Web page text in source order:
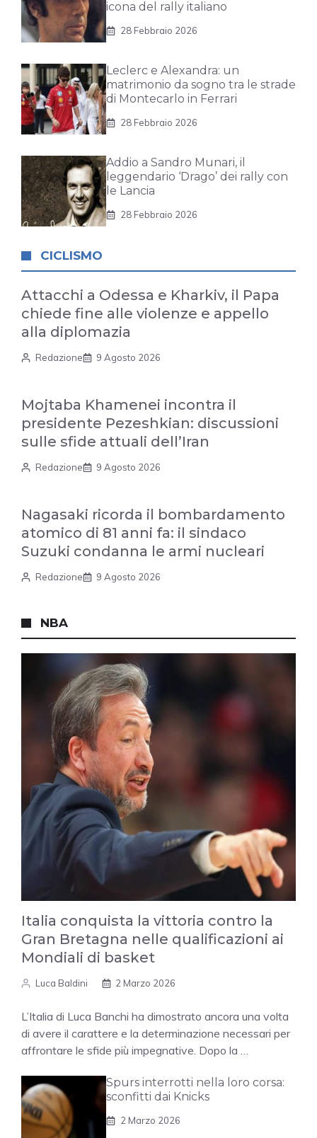
icona del rally italiano
28 Febbraio 2026
Leclerc e Alexandra: un
matrimonio da sogno tra le strade
di Montecarlo in Ferrari
28 Febbraio 2026
Addio a Sandro Munari, il
leggendario ‘Drago’ dei rally con
le Lancia
28 Febbraio 2026
CICLISMO
Attacchi a Odessa e Kharkiv, il Papa
chiede fine alle violenze e appello
alla diplomazia
Redazione 9 Agosto 2026
Mojtaba Khamenei incontra il
presidente Pezeshkian: discussioni
sulle sfide attuali dell’Iran
Redazione 9 Agosto 2026
Nagasaki ricorda il bombardamento
atomico di 81 anni fa: il sindaco
Suzuki condanna le armi nucleari
Redazione 9 Agosto 2026
NBA
Italia conquista la vittoria contro la
Gran Bretagna nelle qualificazioni ai
Mondiali di basket
Luca Baldini 2 Marzo 2026
L’Italia di Luca Banchi ha dimostrato ancora una volta
di avere il carattere e la determinazione necessari per
affrontare le sfide più impegnative. Dopo la …
Spurs interrotti nella loro corsa:
sconfitti dai Knicks
2 Marzo 2026